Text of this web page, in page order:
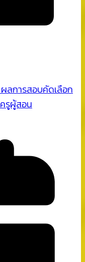
ลการสอบคัดเลือก
รูผู้สอน